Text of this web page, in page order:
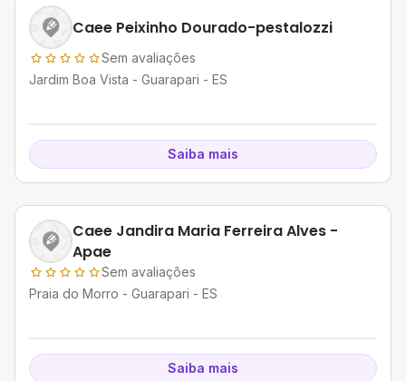
Caee Peixinho Dourado-pestalozzi
Sem avaliações
Jardim Boa Vista - Guarapari - ES
Saiba mais
Caee Jandira Maria Ferreira Alves -
Apae
Sem avaliações
Praia do Morro - Guarapari - ES
Saiba mais